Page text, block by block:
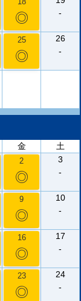
◎
-
25
◎
26
-
金 土
2
◎
3
-
9
◎
10
-
16
◎
17
-
23
◎
24
-